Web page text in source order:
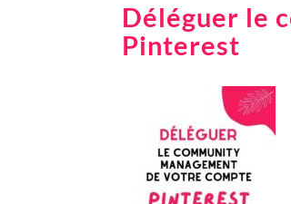
Déléguer le
Pinterest